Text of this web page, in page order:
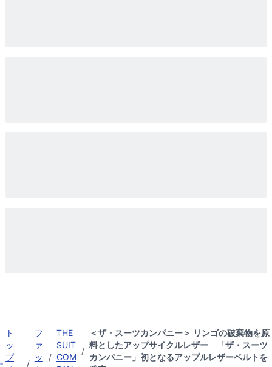
ト
ッ
プ
/
フ
ァ
ッ
/
THE
SUIT
COM
/
＜ザ・スーツカンパニー＞ リンゴの破棄物を原
料としたアップサイクルレザー 「ザ・スーツ
カンパニー」初となるアップルレザーベルトを